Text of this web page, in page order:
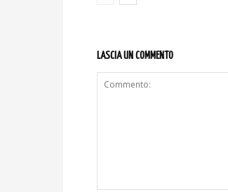
LASCIA UN COMMENTO